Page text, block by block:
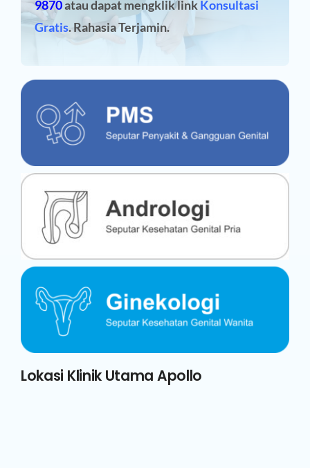
9870atau dapat mengklik linkKonsultasi
Gratis. Rahasia Terjamin.
Lokasi Klinik Utama Apollo